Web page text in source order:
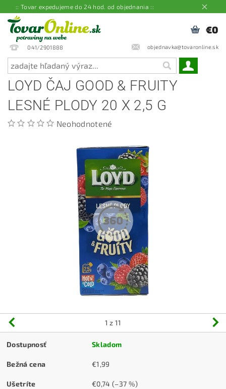
:: Tovar expedujeme do 24 hod. od objednania ::
041/2901888 objednavka@tovaronline.sk
€0
LOYD ČAJ GOOD & FRUITY
LESNÉ PLODY 20 X 2,5 G
Neohodnotené
1 z 11
Dostupnosť Skladom
Bežná cena €1,99
Ušetríte €0,74(–37 %)